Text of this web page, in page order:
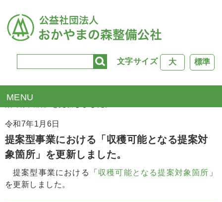
文字サイズ 標準
大
TOP>新着情報
令和7年1月6日
提案型事業における「収穫可能となる提案対
象箇所」を更新しました。
提案型事業における「 収穫可能となる提案対象箇所 」
を更新しました。